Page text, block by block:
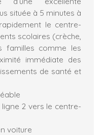
située à 5 minutes à
le centre-
scolaires (crèche,
familles comme les
immédiate des
de santé et
2 vers le centre-
voiture